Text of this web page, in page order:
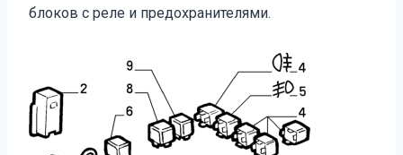
блоков с реле и предохранителями.